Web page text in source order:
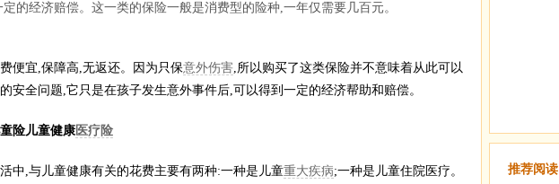
的经济赔偿。这一类的保险一般是消费型的险种,一年仅需要几百元。
宜,保障高,无返还。因为只保意外伤害,所以购买了这类保险并不意味着从此可以
安全问题,它只是在孩子发生意外事件后,可以得到一定的经济帮助和赔偿。
儿童健康医疗险
,与儿童健康有关的花费主要有两种:一种是儿童重大疾病;一种是儿童住院医疗。
推荐阅读